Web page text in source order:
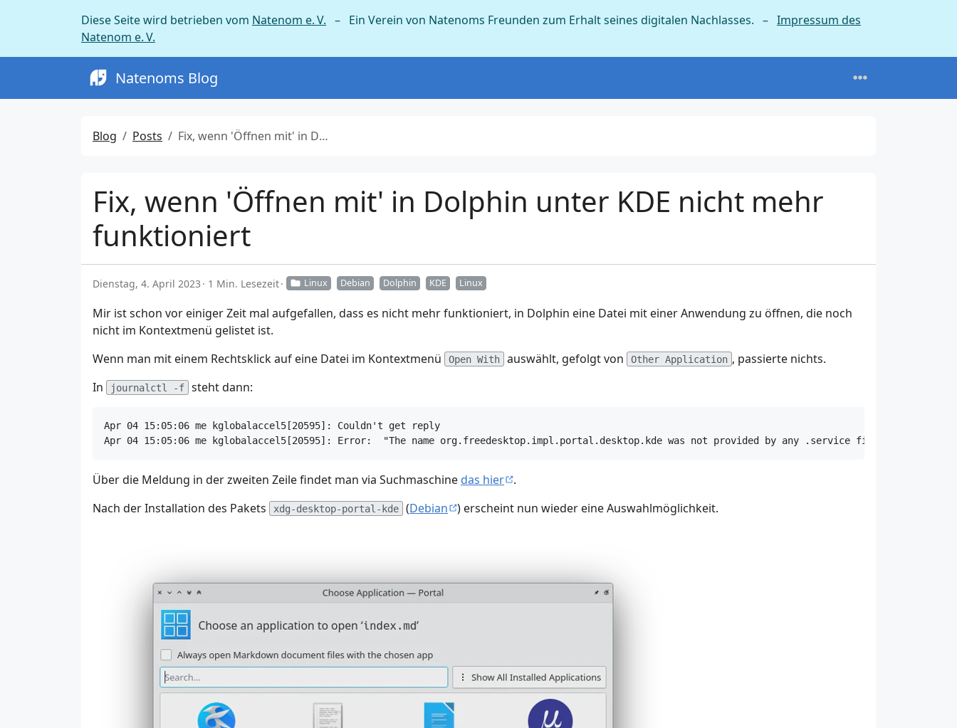
Diese Seite wird betrieben vom Natenom e. V. – Ein Verein von Natenoms Freunden zum Erhalt seines digitalen Nachlasses. – Impressum des
Natenom e. V.
Natenoms Blog
Blog Posts Fix, wenn 'Öffnen mit' in Dolphin unter KDE nicht mehr funktioniert
Fix, wenn 'Öffnen mit' in Dolphin unter KDE nicht mehr
funktioniert
Dienstag, 4. April 2023 1 Min. Lesezeit Linux Debian Dolphin KDE Linux
Mir ist schon vor einiger Zeit mal aufgefallen, dass es nicht mehr funktioniert, in Dolphin eine Datei mit einer Anwendung zu öffnen, die noch
nicht im Kontextmenü gelistet ist.
Wenn man mit einem Rechtsklick auf eine Datei im Kontextmenü
Open With auswählt, gefolgt von Other Application , passierte nichts.
In
journalctl -f steht dann:
Apr 04 15:05:06 me kglobalaccel5[20595]: Couldn't get reply
Über die Meldung in der zweiten Zeile findet man via Suchmaschine das hier
.
Nach der Installation des Pakets
xdg-desktop-portal-kde (Debian ) erscheint nun wieder eine Auswahlmöglichkeit.